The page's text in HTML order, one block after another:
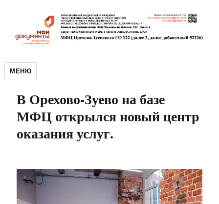
МЕНЮ
В Орехово-Зуево на базе
МФЦ открылся новый центр
оказания услуг.